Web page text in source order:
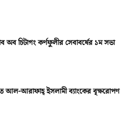
অব চিটাগং কর্ণফুলীর সেবাবর্ষের ১ম সভা
আল-আরাফাহ্‌ ইসলামী ব্যাংকের বৃক্ষরোপণ